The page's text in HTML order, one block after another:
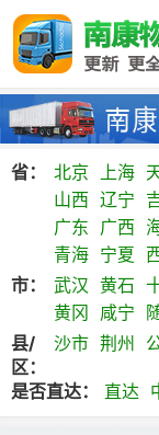
省： 北京 上海
山西 辽宁
广东 广西
青海 宁夏
市：
武汉 黄石
黄冈 咸宁
县/
区：
沙市 荆州
是否直达： 直达